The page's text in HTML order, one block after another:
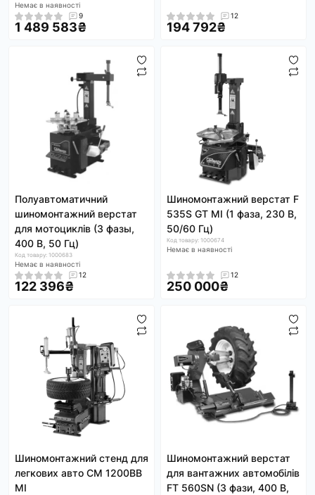
Немає в наявності
9
1 489 583₴
12
194 792₴
Полуавтоматичний
шиномонтажний верстат
для мотоциклів (3 фазы,
400 В, 50 Гц)
Код товару: 1000683
Немає в наявності
12
122 396₴
Шиномонтажний верстат F
535S GT MI (1 фаза, 230 В,
50/60 Гц)
Код товару: 1000674
Немає в наявності
12
250 000₴
Шиномонтажний стенд для
легкових авто CM 1200BB
MI
Шиномонтажний верстат
для вантажних автомобілів
FT 560SN (3 фази, 400 В,